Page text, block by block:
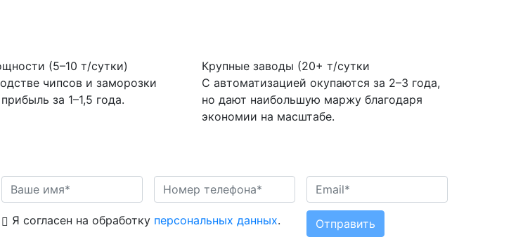
(5–10 т/сутки)
чипсов и заморозки
за 1–1,5 года.
Крупные заводы (20+ т/сутки
С автоматизацией окупаются за 2–3 года,
но дают наибольшую маржу благодаря
экономии на масштабе.
Я согласен на обработку персональных данных. Отправить